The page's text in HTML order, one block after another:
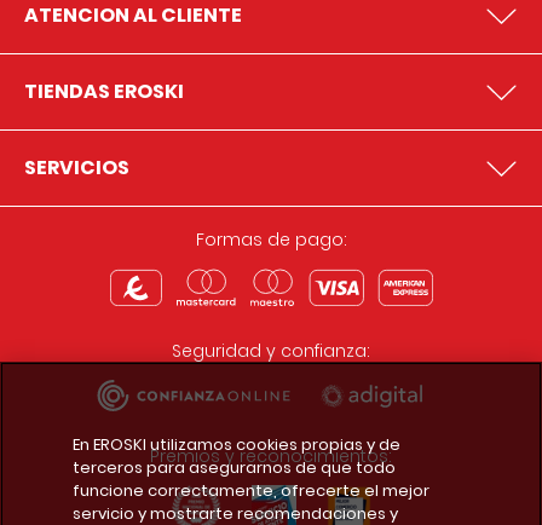
ATENCION AL CLIENTE
TIENDAS EROSKI
SERVICIOS
Formas de pago:
Seguridad y confianza:
Premios y reconocimientos:
En EROSKI utilizamos cookies propias y de
terceros para asegurarnos de que todo
funcione correctamente, ofrecerte el mejor
servicio y mostrarte recomendaciones y